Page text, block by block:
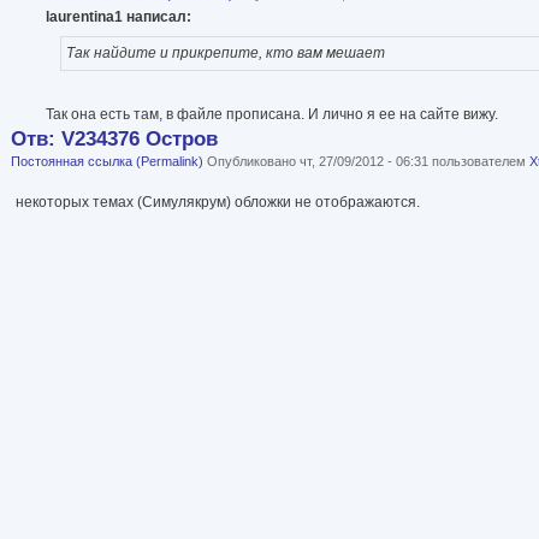
laurentina1 написал:
Так найдите и прикрепите, кто вам мешает
Так она есть там, в файле прописана. И лично я ее на сайте вижу.
Отв: V234376 Остров
Постоянная ссылка (Permalink) Опубликовано чт, 27/09/2012 - 06:31 пользователем
некоторых темах (Симулякрум) обложки не отображаются.